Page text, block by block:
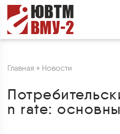
Главная » Новости
n rate: